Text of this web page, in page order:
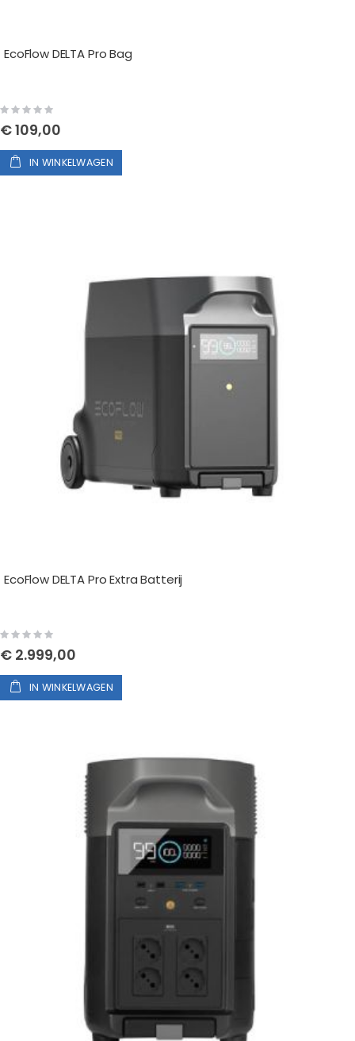
EcoFlow DELTA Pro Bag
Rating:
0%
€ 109,00
IN WINKELWAGEN
EcoFlow DELTA Pro Extra Batterij
Rating:
0%
€ 2.999,00
IN WINKELWAGEN